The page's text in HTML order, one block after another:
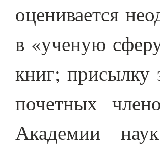
оценивается
в «ученую
книг; присылку
почетных
Академии